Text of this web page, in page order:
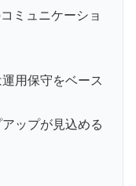
ミュニケーショ
運用保守をベース
ップが見込める